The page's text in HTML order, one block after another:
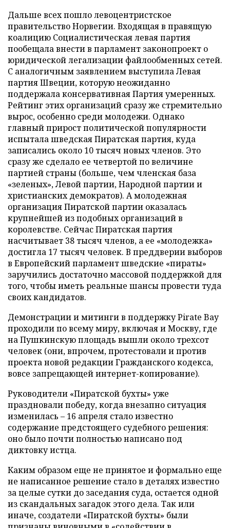
Дальше всех пошло левоцентристское
правительство Норвегии. Входящая в правящую
коалицию Социалистическая левая партия
пообещала внести в парламент законопроект о
юридической легализации файлообменных сетей.
С аналогичным заявлением выступила Левая
партия Швеции, которую неожиданно
поддержала консервативная Партия умеренных.
Рейтинг этих организаций сразу же стремительно
вырос, особенно среди молодежи. Однако
главный прирост политической популярности
испытала шведская Пиратская партия, куда
записались около 10 тысяч новых членов. Это
сразу же сделало ее четвертой по величине
партией страны (больше, чем членская база
«зеленых», Левой партии, Народной партии и
христианских демократов). А молодежная
организация Пиратской партии оказалась
крупнейшей из подобных организаций в
королевстве. Сейчас Пиратская партия
насчитывает 38 тысяч членов, а ее «молодежка»
достигла 17 тысяч человек. В преддверии выборов
в Европейский парламент шведские «пираты»
заручились достаточно массовой поддержкой для
того, чтобы иметь реальные шансы провести туда
своих кандидатов.
Демонстрации и митинги в поддержку Pirate Bay
проходили по всему миру, включая и Москву, где
на Пушкинскую площадь вышли около трехсот
человек (они, впрочем, протестовали и против
проекта новой редакции Гражданского кодекса,
вовсе запрещающей интернет-копирование).
Руководители «Пиратской бухты» уже
праздновали победу, когда внезапно ситуация
изменилась – 16 апреля стало известно
содержание предстоящего судебного решения:
оно было почти полностью написано под
диктовку истца.
Каким образом еще не принятое и формально еще
не написанное решение стало в деталях известно
за целые сутки до заседания суда, остается одной
из скандальных загадок этого дела. Так или
иначе, создатели «Пиратской бухты» были